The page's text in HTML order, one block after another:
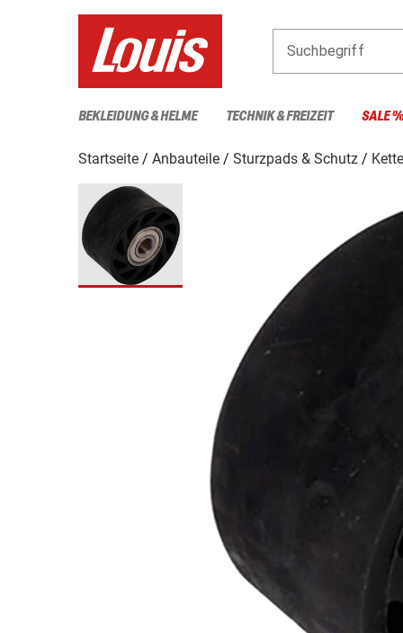
Suchbegriff
BEKLEIDUNG & HELME TECHNIK & FREIZEIT SALE %
Startseite Anbauteile Sturzpads & Schutz